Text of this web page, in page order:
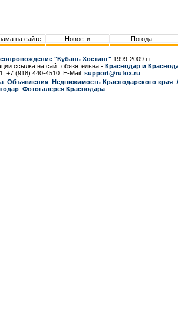
на сайте Новости Погода
сопровождение "Кубань Хостинг" 1999-2009 г.г.
ссылка на сайт обязятельна - Краснодар и
+7 (918) 440-4510. E-Mail: support@rufox.ru
Объявления Недвижимость Краснодарcкого края
Фотогалерея Краснодара